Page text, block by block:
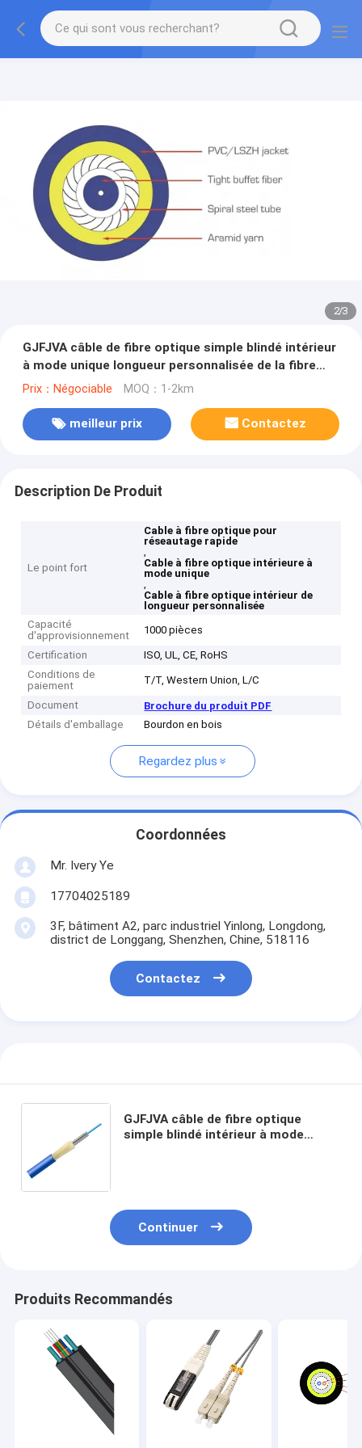
2/3
GJFJVA câble de fibre optique simple blindé intérieur
à mode unique longueur personnalisée de la fibre
pour une mise en réseau rapide
Prix：Négociable MOQ：1-2km
meilleur prix Contactez
Description De Produit
Le point fort
Cable à fibre optique pour
réseautage rapide
,
Cable à fibre optique intérieure à
mode unique
,
Cable à fibre optique intérieur de
longueur personnalisée
Capacité
d'approvisionnement
1000 pièces
Certification
ISO, UL, CE, RoHS
Conditions de
paiement
T/T, Western Union, L/C
Document
Brochure du produit PDF
Détails d'emballage
Bourdon en bois
Regardez plus
Coordonnées
Mr. Ivery Ye
17704025189
3F, bâtiment A2, parc industriel Yinlong, Longdong,
district de Longgang, Shenzhen, Chine, 518116
Contactez
GJFJVA câble de fibre optique
simple blindé intérieur à mode
Continuer
Produits Recommandés